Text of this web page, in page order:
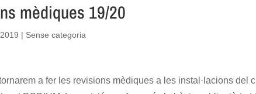
mèdiques 19/20
| Sense categoria
a fer les revisions mèdiques a les instal·lacions del